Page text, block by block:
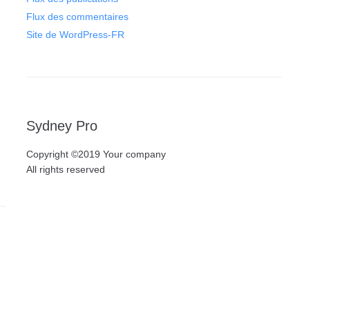
Flux des commentaires
Site de WordPress-FR
Sydney Pro
Copyright ©2019 Your company
All rights reserved